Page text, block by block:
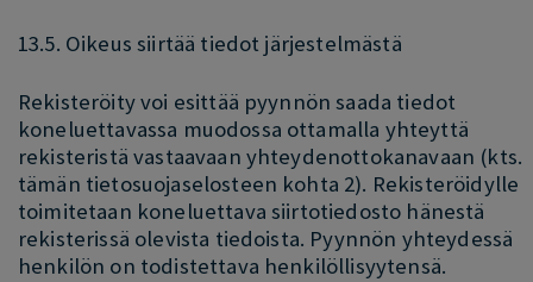
13.5. Oikeus siirtää tiedot järjestelmästä
Rekisteröity voi esittää pyynnön saada tiedot
koneluettavassa muodossa ottamalla yhteyttä
rekisteristä vastaavaan yhteydenottokanavaan (kts.
tämän tietosuojaselosteen kohta 2). Rekisteröidylle
toimitetaan koneluettava siirtotiedosto hänestä
rekisterissä olevista tiedoista. Pyynnön yhteydessä
henkilön on todistettava henkilöllisyytensä.